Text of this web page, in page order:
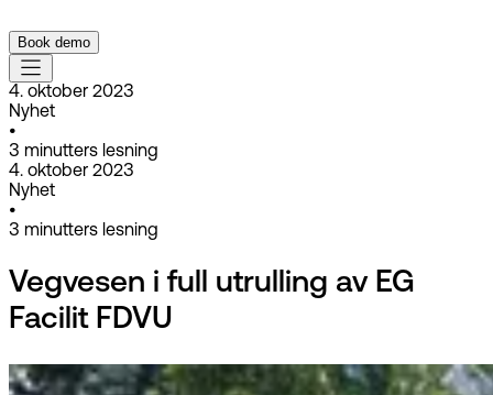
Book demo
4. oktober 2023
Nyhet
•
3 minutters lesning
4. oktober 2023
Nyhet
•
3 minutters lesning
Vegvesen i full utrulling av EG
Facilit FDVU